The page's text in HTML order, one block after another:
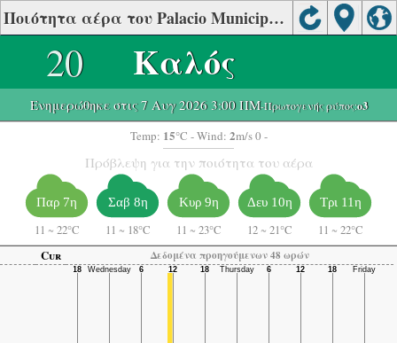
Ποιότητα αέρα του Palacio Municipal, Morelia
20 Καλός
Ενημερώθηκε στις 7 Αυγ 2026 3:00 ΠΜ-Πρωτογενής ρύπος:o3
Temp: 15°C - Wind: 2m/s 0 -
Πρόβλεψη για την ποιότητα του αέρα
Παρ 7η
11 ~ 22°C
Σαβ 8η
11 ~ 18°C
Κυρ 9η
11 ~ 23°C
Δευ 10η
12 ~ 21°C
Τρι 11η
11 ~ 22°C
Cur
Δεδομένα προηγούμενων 48 ωρών